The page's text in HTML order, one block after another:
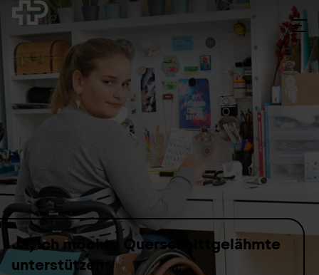
Skip to content
Ja, ich möchte Querschnitt­gelähmte
unterstützen